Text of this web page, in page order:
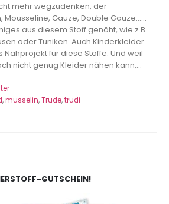
mehr wegzudenken, der
Gauze, Double Gauze......
aus diesem Stoff genäht, wie z.B.
oder Tuniken. Auch Kinderkleider
Nähprojekt für diese Stoffe. Und weil
nicht genug Kleider nähen kann,...
,musselin,Trude,trudi
GUTSCHEIN!